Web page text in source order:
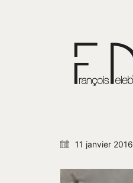
11 janvier 2016